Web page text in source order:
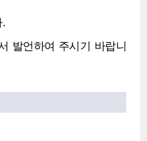
.
발언하여 주시기 바랍니